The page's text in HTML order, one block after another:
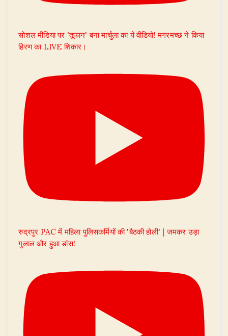
सोशल मीडिया पर 'तूफान' बना मार्चुला का ये वीडियो! मगरमच्छ ने किया
हिरण का LIVE शिकार।
रुद्रपुर PAC में महिला पुलिसकर्मियों की 'बैठकी होली' | जमकर उड़ा
गुलाल और हुआ डांस!